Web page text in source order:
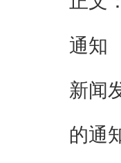
通知
新闻
的通